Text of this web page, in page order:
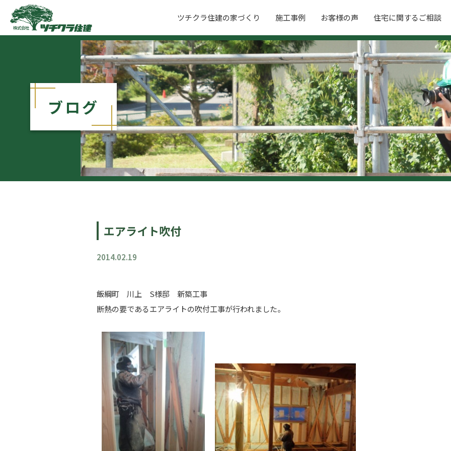
ツチクラ住建の家づくり 施工事例 お客様の声 住宅に関するご相談
ブログ
エアライト吹付
2014.02.19
飯綱町 川上 S様邸 新築工事
断熱の要であるエアライトの吹付工事が行われました。